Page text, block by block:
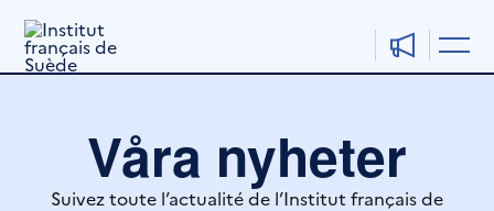
innehåll
Våra nyheter
Suivez toute l’actualité de l’Institut français de